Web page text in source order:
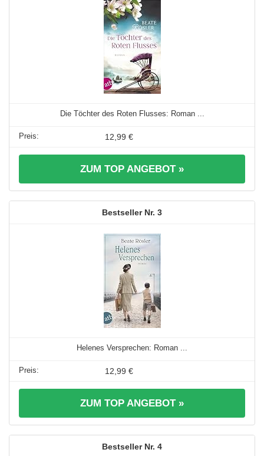
Die Töchter des Roten Flusses: Roman ...
12,99 €
ZUM TOP ANGEBOT »
3
Helenes Versprechen: Roman ...
12,99 €
ZUM TOP ANGEBOT »
4